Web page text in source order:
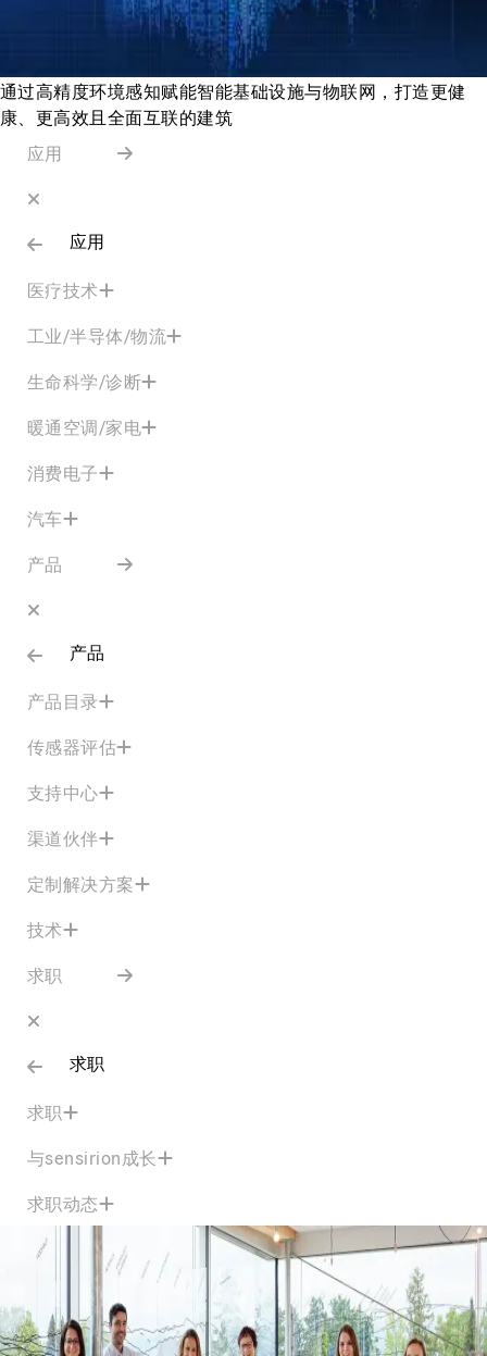
通过高精度环境感知赋能智能基础设施与物联网，打造更健
康、更高效且全面互联的建筑
应用
应用
医疗技术
工业/半导体/物流
生命科学/诊断
暖通空调/家电
消费电子
汽车
产品
产品
产品目录
传感器评估
支持中心
渠道伙伴
定制解决方案
技术
求职
求职
求职
与sensirion成长
求职动态